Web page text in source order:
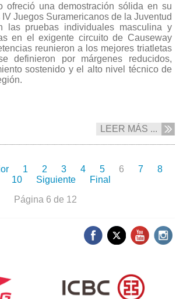
ofreció una demostración sólida en su
Juegos Suramericanos de la Juventud
las pruebas individuales masculina y
en el exigente circuito de Causeway
reunieron a los mejores triatletas
definieron por márgenes reducidos,
sostenido y el alto nivel técnico de
LEER MÁS ...
1 2 3 4 5 6 7
8
10 Siguiente
Final
Página 6 de 12